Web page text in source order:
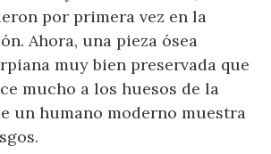
por primera vez en la
Ahora, una pieza ósea
muy bien preservada que
mucho a los huesos de la
un humano moderno muestra